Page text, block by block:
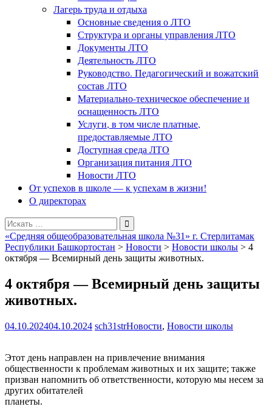
Лагерь труда и отдыха
Основные сведения о ЛТО
Структура и органы управления ЛТО
Документы ЛТО
Деятельность ЛТО
Руководство. Педагогический и вожатский
состав ЛТО
Материально-техническое обеспечение и
оснащенность ЛТО
Услуги, в том числе платные,
предоставляемые ЛТО
Доступная среда ЛТО
Организация питания ЛТО
Новости ЛТО
От успехов в школе — к успехам в жизни!
О директорах
Поиск
для:
«Средняя общеобразовательная школа №31» г. Стерлитамак
Республики Башкортостан > Новости > Новости школы > 4
октября — Всемирный день защиты животных.
4 октября — Всемирный день защиты
животных.
04.10.202404.10.2024 sch31strНовости, Новости школы
Этот день направлен на привлечение внимания
общественности к проблемам животных и их защите; также
призван напомнить об ответственности, которую мы несем за
других обитателей
планеты.